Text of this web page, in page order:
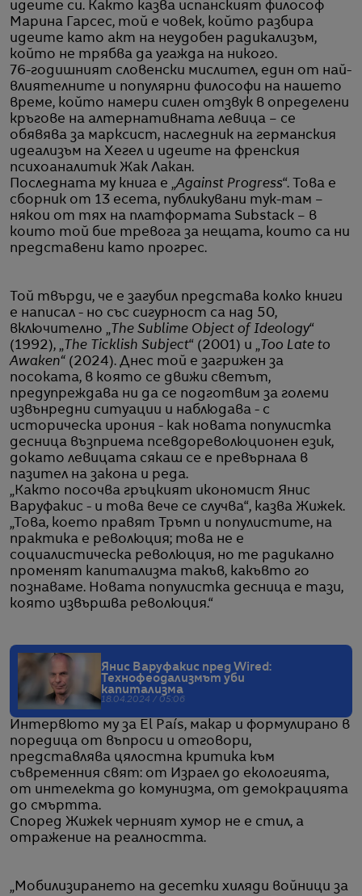
идеите си. Както казва испанският философ
Марина Гарсес, той е човек, който разбира
идеите като акт на неудобен радикализъм,
който не трябва да угажда на никого.
76-годишният словенски мислител, един от най-
влиятелните и популярни философи на нашето
време, който намери силен отзвук в определени
кръгове на алтернативната левица – се
обявява за марксист, наследник на германския
идеализъм на Хегел и идеите на френския
психоаналитик Жак Лакан.
Последната му книга е „Against Progress“. Това е
сборник от 13 есета, публикувани тук-там –
някои от тях на платформата Substack – в
които той бие тревога за нещата, които са ни
представени като прогрес.
Той твърди, че е загубил представа колко книги
е написал - но със сигурност са над 50,
включително „The Sublime Object of Ideology“
(1992), „The Ticklish Subject“ (2001) и „Too Late to
Awaken“ (2024). Днес той е загрижен за
посоката, в която се движи светът,
предупреждава ни да се подготвим за големи
извънредни ситуации и наблюдава - с
историческа ирония - как новата популистка
десница възприема псевдореволюционен език,
докато левицата сякаш се е превърнала в
пазител на закона и реда.
„Както посочва гръцкият икономист Янис
Варуфакис - и това вече се случва“, казва Жижек.
„Това, което правят Тръмп и популистите, на
практика е революция; това не е
социалистическа революция, но те радикално
променят капитализма такъв, какъвто го
познаваме. Новата популистка десница е тази,
която извършва революция.“
Янис Варуфакис пред Wired:
Технофеодализмът уби
капитализма
18.04.2024 / 05:06
Интервюто му за El País, макар и формулирано в
поредица от въпроси и отговори,
представлява цялостна критика към
съвременния свят: от Израел до екологията,
от интелекта до комунизма, от демокрацията
до смъртта.
Според Жижек черният хумор не е стил, а
отражение на реалността.
„Мобилизирането на десетки хиляди войници за